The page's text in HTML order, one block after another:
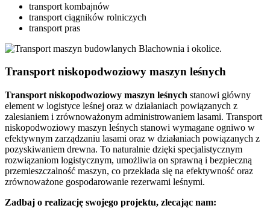
transport kombajnów
transport ciągników rolniczych
transport pras
Transport niskopodwoziowy maszyn leśnych
Transport niskopodwoziowy maszyn leśnych stanowi główny
element w logistyce leśnej oraz w działaniach powiązanych z
zalesianiem i zrównoważonym administrowaniem lasami. Transport
niskopodwoziowy maszyn leśnych stanowi wymagane ogniwo w
efektywnym zarządzaniu lasami oraz w działaniach powiązanych z
pozyskiwaniem drewna. To naturalnie dzięki specjalistycznym
rozwiązaniom logistycznym, umożliwia on sprawną i bezpieczną
przemieszczalność maszyn, co przekłada się na efektywność oraz
zrównoważone gospodarowanie rezerwami leśnymi.
Zadbaj o realizację swojego projektu, zlecając nam: